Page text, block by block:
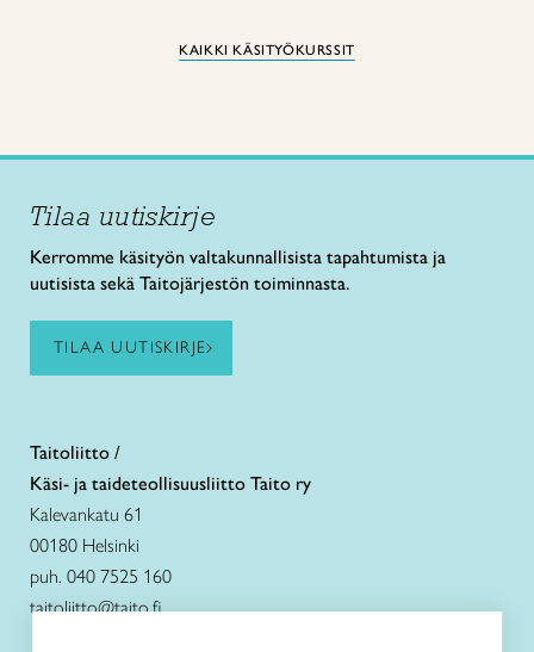
KAIKKI KÄSITYÖKURSSIT
Tilaa uutiskirje
Kerromme käsityön valtakunnallisista tapahtumista ja
uutisista sekä Taitojärjestön toiminnasta.
TILAA UUTISKIRJE
Taitoliitto /
Käsi- ja taideteollisuusliitto Taito ry
Kalevankatu 61
00180 Helsinki
puh. 040 7525 160
taitoliitto@taito.fi